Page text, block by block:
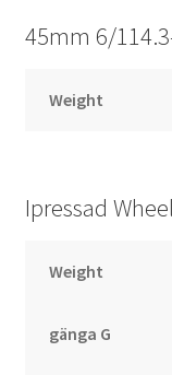
45mm 6/
Weight
Ipressad
Weight
gänga G